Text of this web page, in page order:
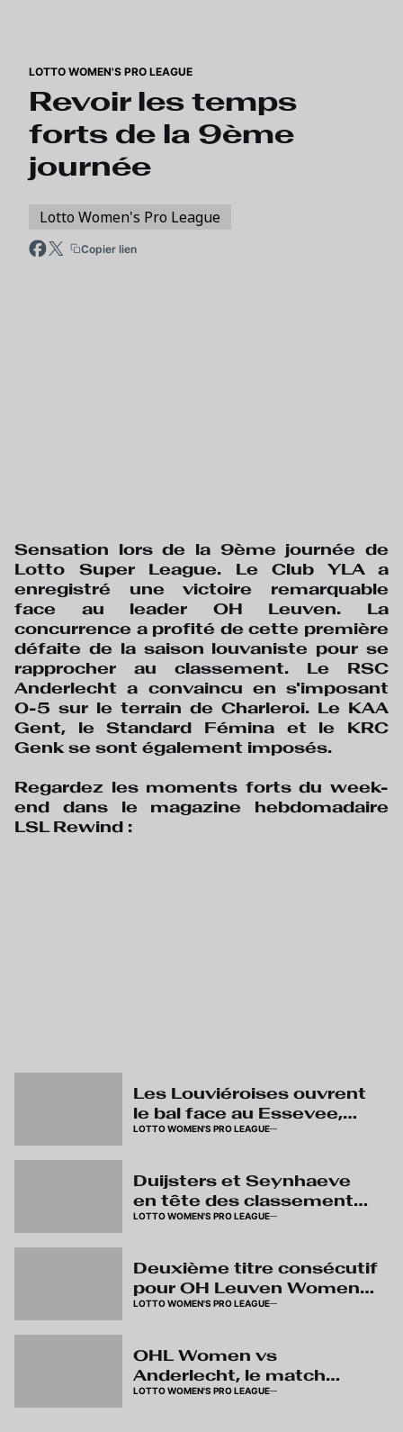
LOTTO WOMEN'S PRO LEAGUE
Revoir les temps
forts de la 9ème
journée
Lotto Women's Pro League
Copier lien
Sensation lors de la 9ème journée de
Lotto Super League. Le Club YLA a
enregistré une victoire remarquable
face au leader OH Leuven. La
concurrence a profité de cette première
défaite de la saison louvaniste pour se
rapprocher au classement. Le RSC
Anderlecht a convaincu en s'imposant
0-5 sur le terrain de Charleroi. Le KAA
Gent, le Standard Fémina et le KRC
Genk se sont également imposés.
Regardez les moments forts du week-
end dans le magazine hebdomadaire
LSL Rewind :
Les Louviéroises ouvrent
le bal face au Essevee,
premier duel wallon lors
LOTTO WOMEN'S PRO LEAGUE
Duijsters et Seynhaeve
en tête des classements
individuels
LOTTO WOMEN'S PRO LEAGUE
Deuxième titre consécutif
pour OH Leuven Women
en Lotto Super League
LOTTO WOMEN'S PRO LEAGUE
OHL Women vs
Anderlecht, le match
décisif pour le titre
LOTTO WOMEN'S PRO LEAGUE